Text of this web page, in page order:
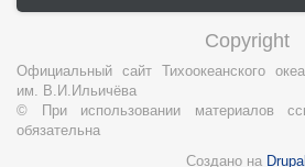
Copyright
Официальный сайт Тихоокеанского
им. В.И.Ильичёва
© При использовании материалов
обязательна
Создано на Drupal